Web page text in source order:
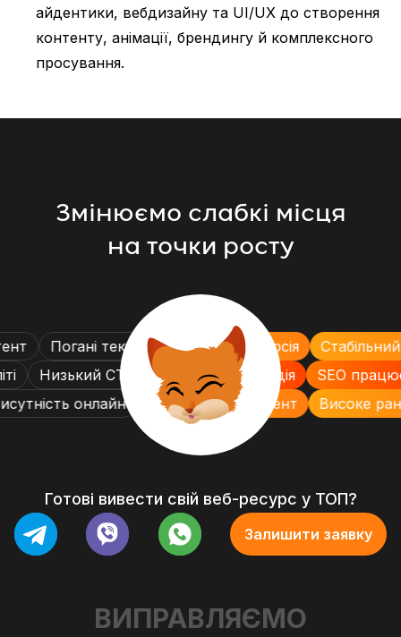
айдентики, вебдизайну та UI/UX до створення
контенту, анімації, брендингу й комплексного
просування.
Змінюємо слабкі місця
на точки росту
Погані тексти
Низький CTR
онлайн
Висока конверсія
Активна взаємодія
SEO
Актуальний контент
Високе
Готові вивести свій веб-ресурс у ТОП?
Залишити заявку
ВИПРАВЛЯЄМО